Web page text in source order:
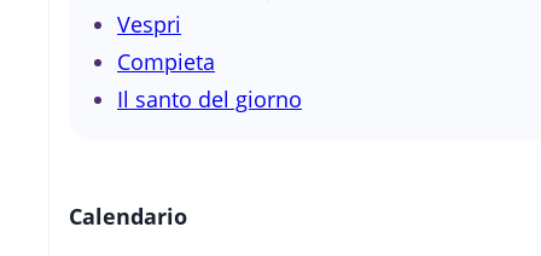
Vespri
Compieta
Il santo del giorno
Calendario